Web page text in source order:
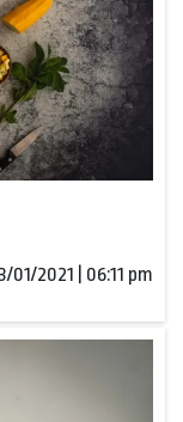
01/2021 | 06:11 pm